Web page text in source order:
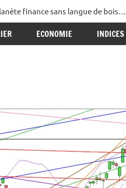
finance sans langue de bois…
ECONOMIE INDICES